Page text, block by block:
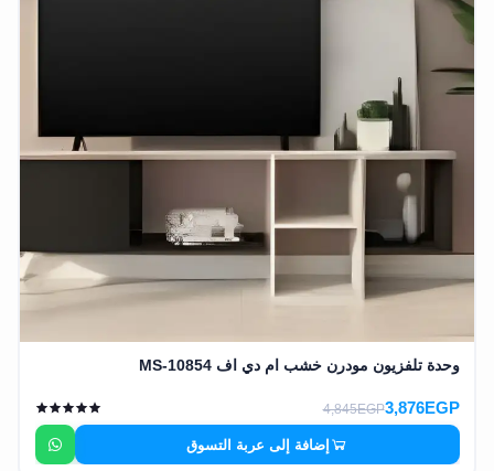
وحدة تلفزيون مودرن خشب ام دي اف MS-10854
3,876EGP
4,845EGP
إضافة إلى عربة التسوق